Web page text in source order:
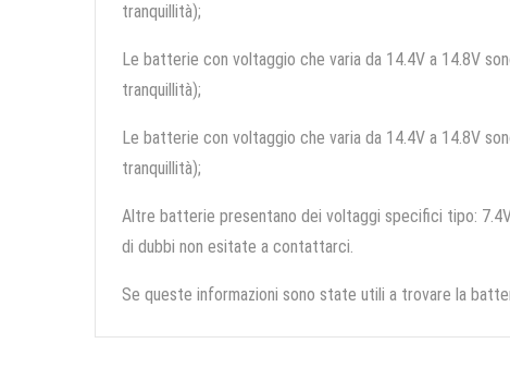
tranquillità);
Le batterie con voltaggio che varia da 14.4V a 14.8V
tranquillità);
Le batterie con voltaggio che varia da 14.4V a 14.8V
tranquillità);
Altre batterie presentano dei voltaggi specifici tipo:
di dubbi non esitate a contattarci.
Se queste informazioni sono state utili a trovare la